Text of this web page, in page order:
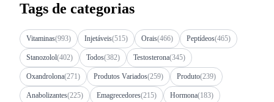
Tags de categorias
Vitaminas(993) Injetáveis(515) Orais(466) Peptídeos(465)
Stanozolol(402) Todos(382) Testosterona(345)
Oxandrolona(271) Produtos Variados(259) Produto(239)
Anabolizantes(225) Emagrecedores(215) Hormona(183)